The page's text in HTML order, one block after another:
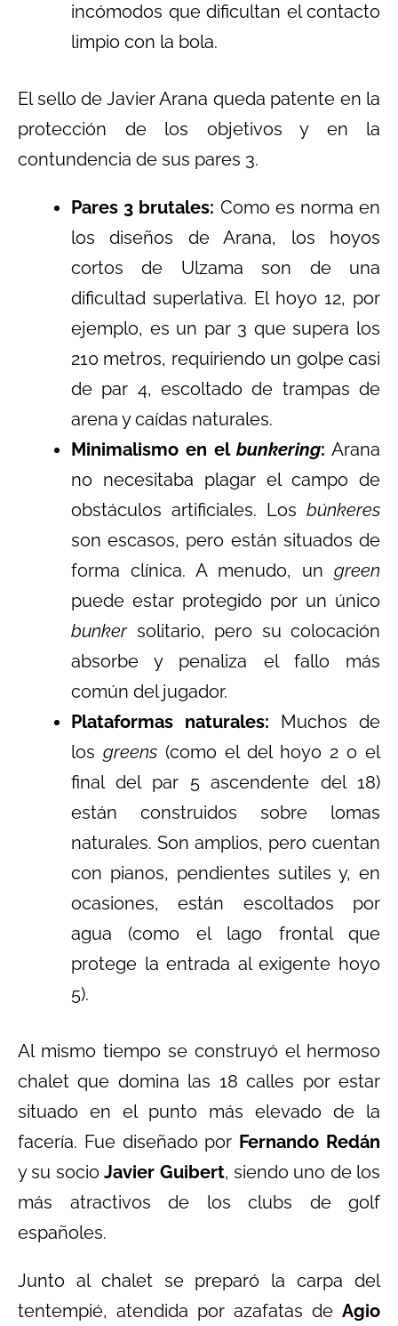
incómodos que dificultan el contacto
limpio con la bola.
El sello de Javier Arana queda patente en la
protección de los objetivos y en la
contundencia de sus pares 3.
Pares 3 brutales: Como es norma en
los diseños de Arana, los hoyos
cortos de Ulzama son de una
dificultad superlativa. El hoyo 12, por
ejemplo, es un par 3 que supera los
210 metros, requiriendo un golpe casi
de par 4, escoltado de trampas de
arena y caídas naturales.
Minimalismo en el bunkering: Arana
no necesitaba plagar el campo de
obstáculos artificiales. Los búnkeres
son escasos, pero están situados de
forma clínica. A menudo, un green
puede estar protegido por un único
bunkersolitario, pero su colocación
absorbe y penaliza el fallo más
común del jugador.
Plataformas naturales: Muchos de
los greens (como el del hoyo 2 o el
final del par 5 ascendente del 18)
están construidos sobre lomas
naturales. Son amplios, pero cuentan
con pianos, pendientes sutiles y, en
ocasiones, están escoltados por
agua (como el lago frontal que
protege la entrada al exigente hoyo
5).
Al mismo tiempo se construyó el hermoso
chalet que domina las 18 calles por estar
situado en el punto más elevado de la
facería. Fue diseñado por Fernando Redán
y su socioJavier Guibert, siendo uno de los
más atractivos de los clubs de golf
españoles.
Junto al chalet se preparó la carpa del
tentempié, atendida por azafatas de Agio